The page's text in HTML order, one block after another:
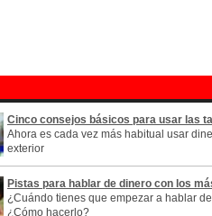
Cinco consejos básicos para usar las
Ahora es cada vez más habitual usar
exterior
Pistas para hablar de dinero con los
¿Cuándo tienes que empezar a hablar
¿Cómo hacerlo?